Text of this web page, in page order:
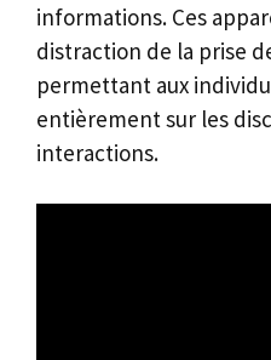
informations. Ces
distraction de la prise
permettant aux
entièrement sur les
interactions.